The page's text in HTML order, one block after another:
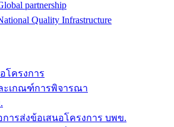
partnership
Quality Infrastructure
โครงการ
ะเกณฑ์การพิจารณา
ารส่งข้อเสนอโครงการ บพข.